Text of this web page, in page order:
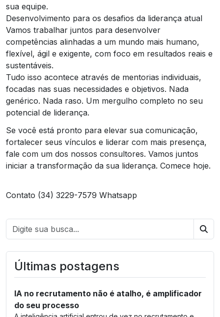
sua equipe.
Desenvolvimento para os desafios da liderança atual
Vamos trabalhar juntos para desenvolver
competências alinhadas a um mundo mais humano,
flexível, ágil e exigente, com foco em resultados reais e
sustentáveis.
Tudo isso acontece através de mentorias individuais,
focadas nas suas necessidades e objetivos. Nada
genérico. Nada raso. Um mergulho completo no seu
potencial de liderança.
Se você está pronto para elevar sua comunicação,
fortalecer seus vínculos e liderar com mais presença,
fale com um dos nossos consultores. Vamos juntos
iniciar a transformação da sua liderança. Comece hoje.
Contato (34) 3229-7579 Whatsapp
Últimas postagens
IA no recrutamento não é atalho, é amplificador
do seu processo